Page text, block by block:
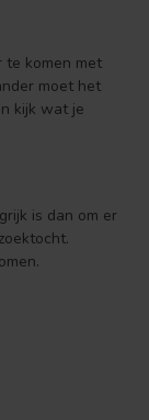
te komen met
moet het
kijk wat je
is dan om er